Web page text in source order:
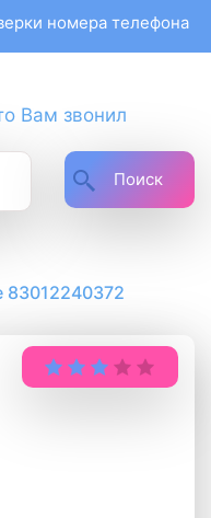
номера телефона
Вам звонил
Поиск